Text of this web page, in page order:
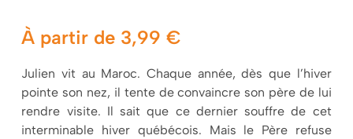
À partir de 3,99€
Julien vit au Maroc. Chaque année, dès que l’hiver
pointe son nez, il tente de convaincre son père de lui
rendre visite. Il sait que ce dernier souffre de cet
interminable hiver québécois. Mais le Père refuse